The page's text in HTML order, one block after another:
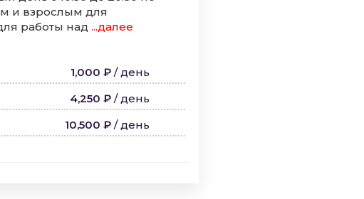
и взрослым для
работы над ...далее
1,000 ₽ / день
4,250 ₽ / день
10,500 ₽ / день